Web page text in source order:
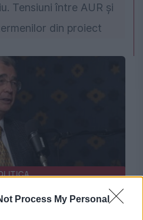
Process My Personal
Tensiuni între AUR și
din proiect
unice. AUR neagă